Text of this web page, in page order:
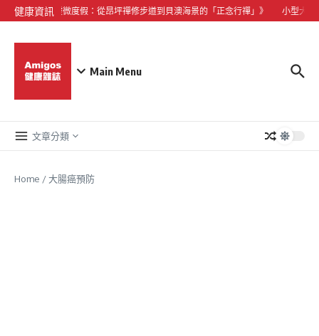
Skip to content
健康資訊
《大嶼山心靈微度假：從昂坪禪修步道到貝澳海景的「正念行禪」》 小型犬心
Main Menu
文章分類
Home /大腸癌預防